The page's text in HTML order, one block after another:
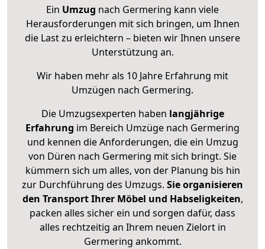
Ein Umzug nach Germering kann viele
Herausforderungen mit sich bringen, um Ihnen
die Last zu erleichtern – bieten wir Ihnen unsere
Unterstützung an.
Wir haben mehr als 10 Jahre Erfahrung mit
Umzügen nach Germering.
Die Umzugsexperten haben langjährige
Erfahrung im Bereich Umzüge nach Germering
und kennen die Anforderungen, die ein Umzug
von Düren nach Germering mit sich bringt. Sie
kümmern sich um alles, von der Planung bis hin
zur Durchführung des Umzugs. Sie organisieren
den Transport Ihrer Möbel und Habseligkeiten,
packen alles sicher ein und sorgen dafür, dass
alles rechtzeitig an Ihrem neuen Zielort in
Germering ankommt.